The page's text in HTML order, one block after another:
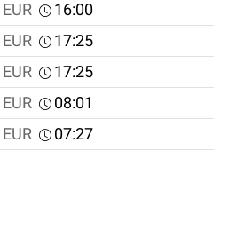
EUR
16:00
EUR
17:25
EUR
17:25
EUR
08:01
EUR 07:27